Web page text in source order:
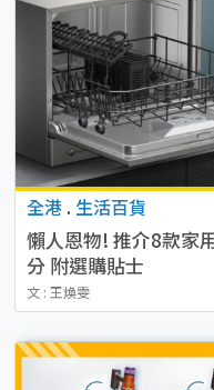
全港 . 生活百貨
懶人恩物! 推介8款家
分 附選購貼士
文 : 王煥雯